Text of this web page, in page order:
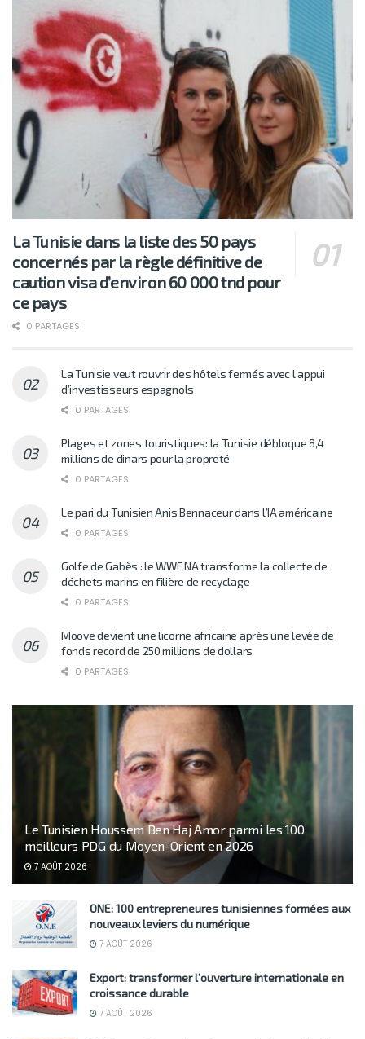
La Tunisie dans la liste des 50 pays
concernés par la règle définitive de
caution visa d’environ 60 000 tnd pour
ce pays
0 PARTAGES
La Tunisie veut rouvrir des hôtels fermés avec l’appui
d’investisseurs espagnols
0 PARTAGES
Plages et zones touristiques: la Tunisie débloque 8,4
millions de dinars pour la propreté
0 PARTAGES
Le pari du Tunisien Anis Bennaceur dans l’IA américaine
0 PARTAGES
Golfe de Gabès : le WWF NA transforme la collecte de
déchets marins en filière de recyclage
0 PARTAGES
Moove devient une licorne africaine après une levée de
fonds record de 250 millions de dollars
0 PARTAGES
Le Tunisien Houssem Ben Haj Amor parmi les 100
meilleurs PDG du Moyen-Orient en 2026
7 AOÛT 2026
ONE: 100 entrepreneures tunisiennes formées aux
nouveaux leviers du numérique
7 AOÛT 2026
Export: transformer l’ouverture internationale en
croissance durable
7 AOÛT 2026